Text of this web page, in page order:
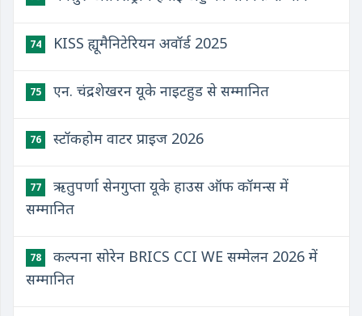
74 KISS ह्यूमैनिटेरियन अवॉर्ड 2025
75 एन. चंद्रशेखरन यूके नाइटहुड से सम्मानित
76 स्टॉकहोम वाटर प्राइज 2026
77
ऋतुपर्णा सेनगुप्ता यूके हाउस ऑफ कॉमन्स में
सम्मानित
78
कल्पना सोरेन BRICS CCI WE सम्मेलन 2026 में
सम्मानित